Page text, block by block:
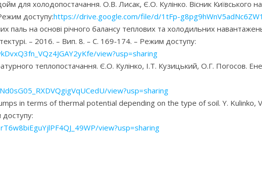
для холодопостачання. О.В. Лисак, Є.О. Кулінко. Вісник Київського
доступу:https://drive.google.com/file/d/1tFp-
паль на основі річного балансу теплових та холодильних
– 2016. – Вип. 8. – С. 169-174. – Режим доступу:
view?usp=sharing
теплопостачання. Є.О. Кулінко, І.Т. Кузицький, О.Г. Погосов.
view?usp=sharing
in terms of thermal potential depending on the type of soil. Y. Kulinko,
доступу:
view?usp=sharing